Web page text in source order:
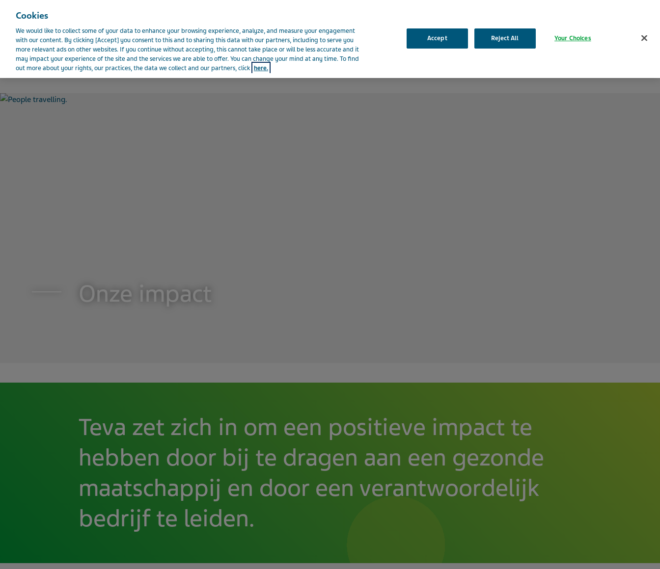
Teva Wereldwijd
Over Teva
BELGIË
Onze impact
Teva zet zich in om een positieve impact te
hebben door bij te dragen aan een gezonde
maatschappij en door een verantwoordelijk
bedrijf te leiden.
Cookies
We would like to collect some of your data to enhance your browsing experience, analyze, and measure your engagement
with our content. By clicking [Accept] you consent to this and to sharing this data with our partners, including to serve you
more relevant ads on other websites. If you continue without accepting, this cannot take place or will be less accurate and it
may impact your experience of the site and the services we are able to offer. You can change your mind at any time. To find
out more about your rights, our practices, the data we collect and our partners, click here.
Accept Reject All Your Choices